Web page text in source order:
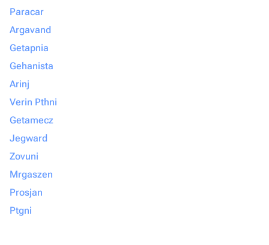
Paracar
Argavand
Getapnia
Gehanista
Arinj
Verin Pthni
Getamecz
Jegward
Zovuni
Mrgaszen
Prosjan
Ptgni